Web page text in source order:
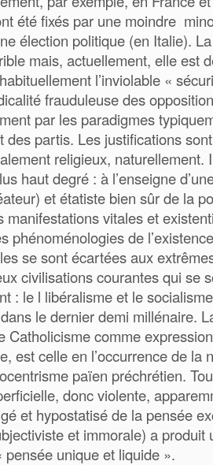
été fixés par une moindre
élection politique (en Italie).
mais, actuellement, elle est
l’inviolable «
frauduleuse des
par les paradigmes
des partis. Les justifications
religieux, naturellement.
haut degré : à l’enseigne
et étatiste bien sûr de la
manifestations vitales et
phénoménologies de
se sont écartées aux
civilisations courantes qui se
: le l libéralisme et le
le dernier demi millénaire.
Catholicisme comme
est celle en l’occurrence de la
païen préchrétien.
donc violente,
et hypostatisé de la pensée
et immorale) a produit
pensée unique et liquide ».